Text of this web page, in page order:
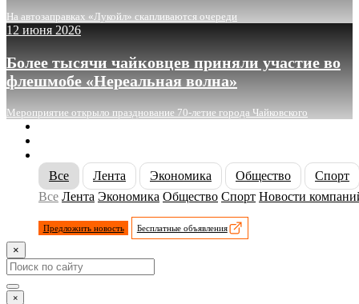
На автозаправках «Лукойл» скапливаются очереди
12 июня 2026
Более тысячи чайковцев приняли участие во
флешмобе «Нереальная волна»
Мероприятие открыло празднование 70-летие города Чайковского
Все
Лента Экономика Общество
Спорт
Все Лента Экономика Общество Спорт Новости
Предложить новость Бесплатные объявления
×
×